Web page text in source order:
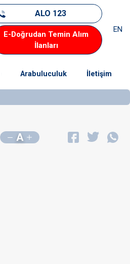
ALO 123
E-Doğrudan Temin Alım
İlanları
EN
Arabuluculuk İletişim
A